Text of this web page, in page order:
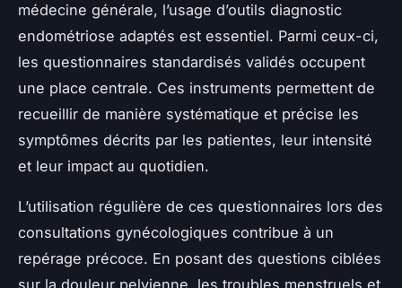
médecine générale, l’usage d’outils diagnostic
endométriose adaptés est essentiel. Parmi ceux-ci,
les questionnaires standardisés validés occupent
une place centrale. Ces instruments permettent de
recueillir de manière systématique et précise les
symptômes décrits par les patientes, leur intensité
et leur impact au quotidien.
L’utilisation régulière de ces questionnaires lors des
consultations gynécologiques contribue à un
repérage précoce. En posant des questions ciblées